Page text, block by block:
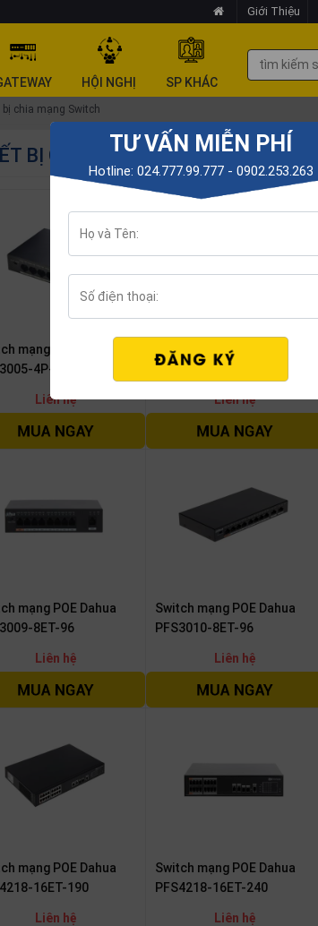
Giới Thiệu
HỘI NGHỊ SP KHÁC
chia mạng Switch
BỊ CHIA MẠNG SWITCH
mạng POE Dahua
4P-58
Liên hệ
Switch mạng POE Dahua
PFS3006-4ET-60
Liên hệ
mạng POE Dahua
8ET-96
Liên hệ
Switch mạng POE Dahua
PFS3010-8ET-96
Liên hệ
mạng POE Dahua
16ET-190
Liên hệ
Switch mạng POE Dahua
PFS4218-16ET-240
Liên hệ
TƯ VẤN MIỄN PHÍ
Hotline: 024.777.99.777 - 0902.253.263